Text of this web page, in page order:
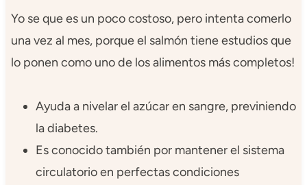
Yo se que es un poco costoso, pero intenta comerlo
una vez al mes, porque el salmón tiene estudios que
lo ponen como uno de los alimentos más completos!
Ayuda a nivelar el azúcar en sangre, previniendo
la diabetes.
Es conocido también por mantener el sistema
circulatorio en perfectas condiciones